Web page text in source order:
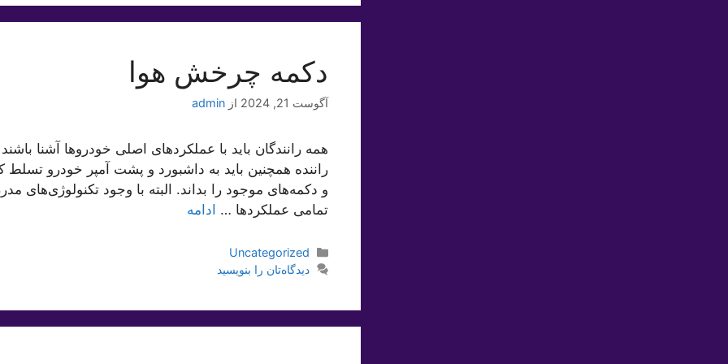
دکمه چرخش هوا
آگوست 21, 2024 از admin
همه رانندگان باید با عملکردهای اصلی خودروها آشنا
راننده همچنین باید به داشبورد و پشت آمپر خودرو
و دکمه‌های موجود را بداند. البته با وجود تکنولوژی‌های
تمامی عملکردها … ادامه
دسته‌ها
Uncategorized
دیدگاه‌تان را بنویسید